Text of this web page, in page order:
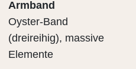
Armband
Oyster-Band
(dreireihig), massive
Elemente